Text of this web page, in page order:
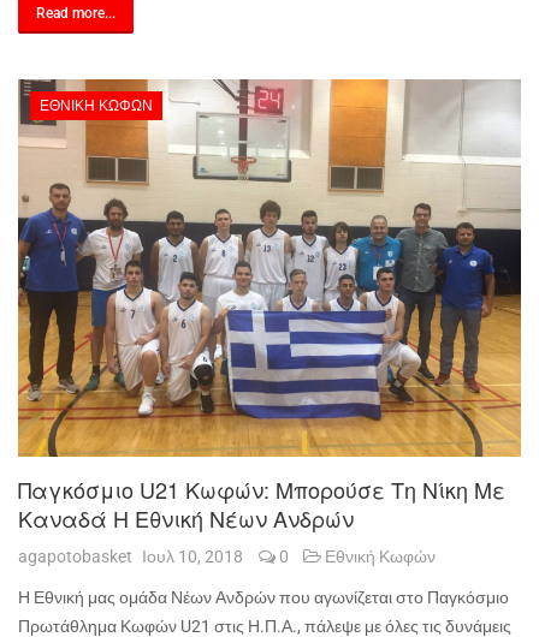
Read more...
ΕΘΝΙΚΉ ΚΩΦΏΝ
Παγκόσμιο U21 Κωφών: Μπορούσε Τη Νίκη Με
Καναδά Η Εθνική Νέων Ανδρών
agapotobasket Ιουλ 10, 2018 0 Εθνική Κωφών
Η Εθνική μας ομάδα Νέων Ανδρών που αγωνίζεται στο Παγκόσμιο
Πρωτάθλημα Κωφών U21 στις Η.Π.Α., πάλεψε με όλες τις δυνάμεις